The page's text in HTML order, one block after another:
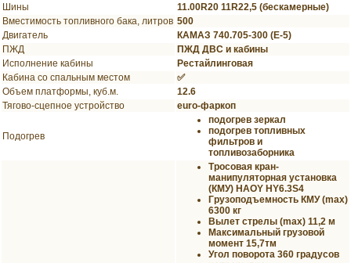
Шины
11.00R20 11R22,5 (бескамерные)
Вместимость топливного бака, литров 500
Двигатель
КАМАЗ 740.705-300 (Е-5)
ПЖД
ПЖД ДВС и кабины
Исполнение кабины
Рестайлинговая
Кабина со спальным местом
✅
Объем платформы, куб.м.
12.6
Тягово-сцепное устройство
euro-фаркоп
Подогрев
подогрев зеркал
подогрев топливных
фильтров и
топливозаборника
Tроcoвая кран-
манипуляторная установка
(КМУ) HAOY HY6.3S4
Грузоподъемность КМУ (max)
6300 кг
Вылет стрелы (max) 11,2 м
Максимaльный грузовой
момeнт 15,7тм
Угол поворота 360 градусов